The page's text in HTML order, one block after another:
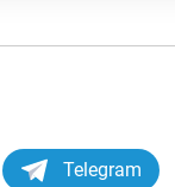
Telegram